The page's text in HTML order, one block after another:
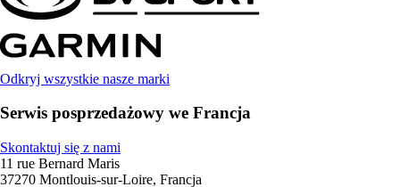
Odkryj wszystkie nasze marki
Serwis posprzedażowy we Francja
Skontaktuj się z nami
11 rue Bernard Maris
37270 Montlouis-sur-Loire, Francja